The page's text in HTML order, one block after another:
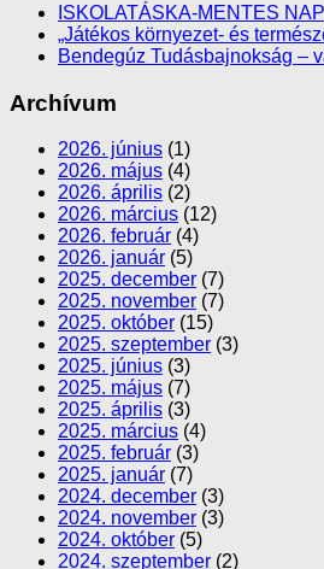
ISKOLATÁSKA-MENTES NAP
„Játékos környezet- és
Bendegúz Tudásbajnokság –
Archívum
2026. június (1)
2026. május (4)
2026. április (2)
2026. március (12)
2026. február (4)
2026. január (5)
2025. december (7)
2025. november (7)
2025. október (15)
2025. szeptember (3)
2025. június (3)
2025. május (7)
2025. április (3)
2025. március (4)
2025. február (3)
2025. január (7)
2024. december (3)
2024. november (3)
2024. október (5)
2024. szeptember (2)